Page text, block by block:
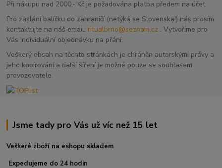
Při nákupu nad 2000,- Kč je požadována platba předem na účet.
Pro zaslání balíčku do zahraničí (netýká se Slovenska!) nás prosím
kontaktujte na náš email: ritualbrno@seznam.cz . Vytvoříme pro
Vás individuální objednávku na přání.
Veškerý obsah na těchto stránkách je chráněn autorskými právy a
jeho kopírování a další šíření je možné pouze se souhlasem
provozovatele.
Jsme tady pro Vás už víc než 15 let
Veškeré zboží na eshopu skladem
Expedujeme do 24 hodin